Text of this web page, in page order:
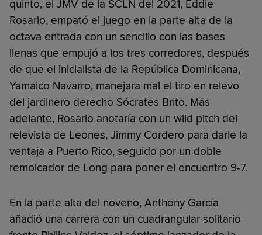
quinto, el JMV de la SCLN del 2021, Eddie
Rosario, empató el juego en la parte alta de la
octava entrada con un sencillo con las bases
llenas que empujó a los tres corredores, después
de que el inicialista de la República Dominicana,
Yamaico Navarro, manejara mal el tiro en relevo
del jardinero derecho Sócrates Brito. Más
adelante, Rosario anotaría con un wild pitch del
relevista de Leones, Jimmy Cordero para darle la
ventaja a Puerto Rico, seguido por un doble
remolcador de Long para poner el encuentro 9-7.
En la parte alta del noveno, Anthony García
añadió una carrera con un cuadrangular solitario